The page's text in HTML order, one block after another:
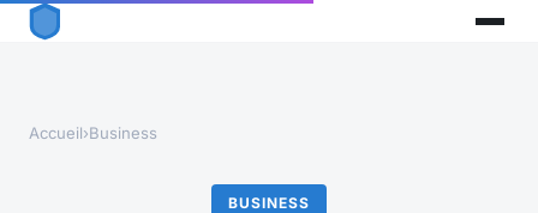
Accueil›Business
BUSINESS